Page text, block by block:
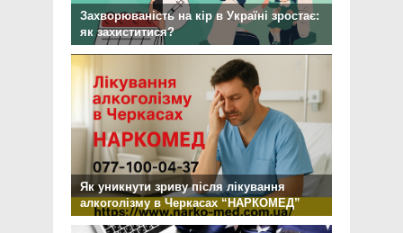
Захворюваність на кір в Україні зростає:
як захиститися?
Як уникнути зриву після лікування
алкоголізму в Черкасах “НАРКОМЕД”